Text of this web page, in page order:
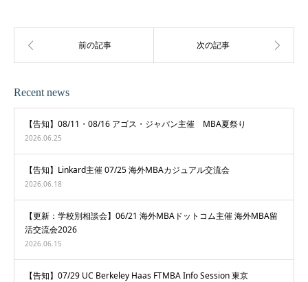
Recent news
【告知】08/11・08/16 アゴス・ジャパン主催 MBA夏祭り
2026.06.25
【告知】Linkard主催 07/25 海外MBAカジュアル交流会
2026.06.18
【更新：学校別相談会】06/21 海外MBAドットコム主催 海外MBA留
活交流会2026
2026.06.15
【告知】07/29 UC Berkeley Haas FTMBA Info Session 東京